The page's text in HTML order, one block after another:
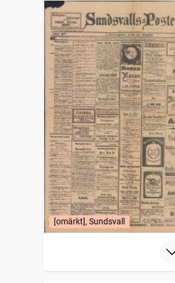
[omärkt], Sundsvall